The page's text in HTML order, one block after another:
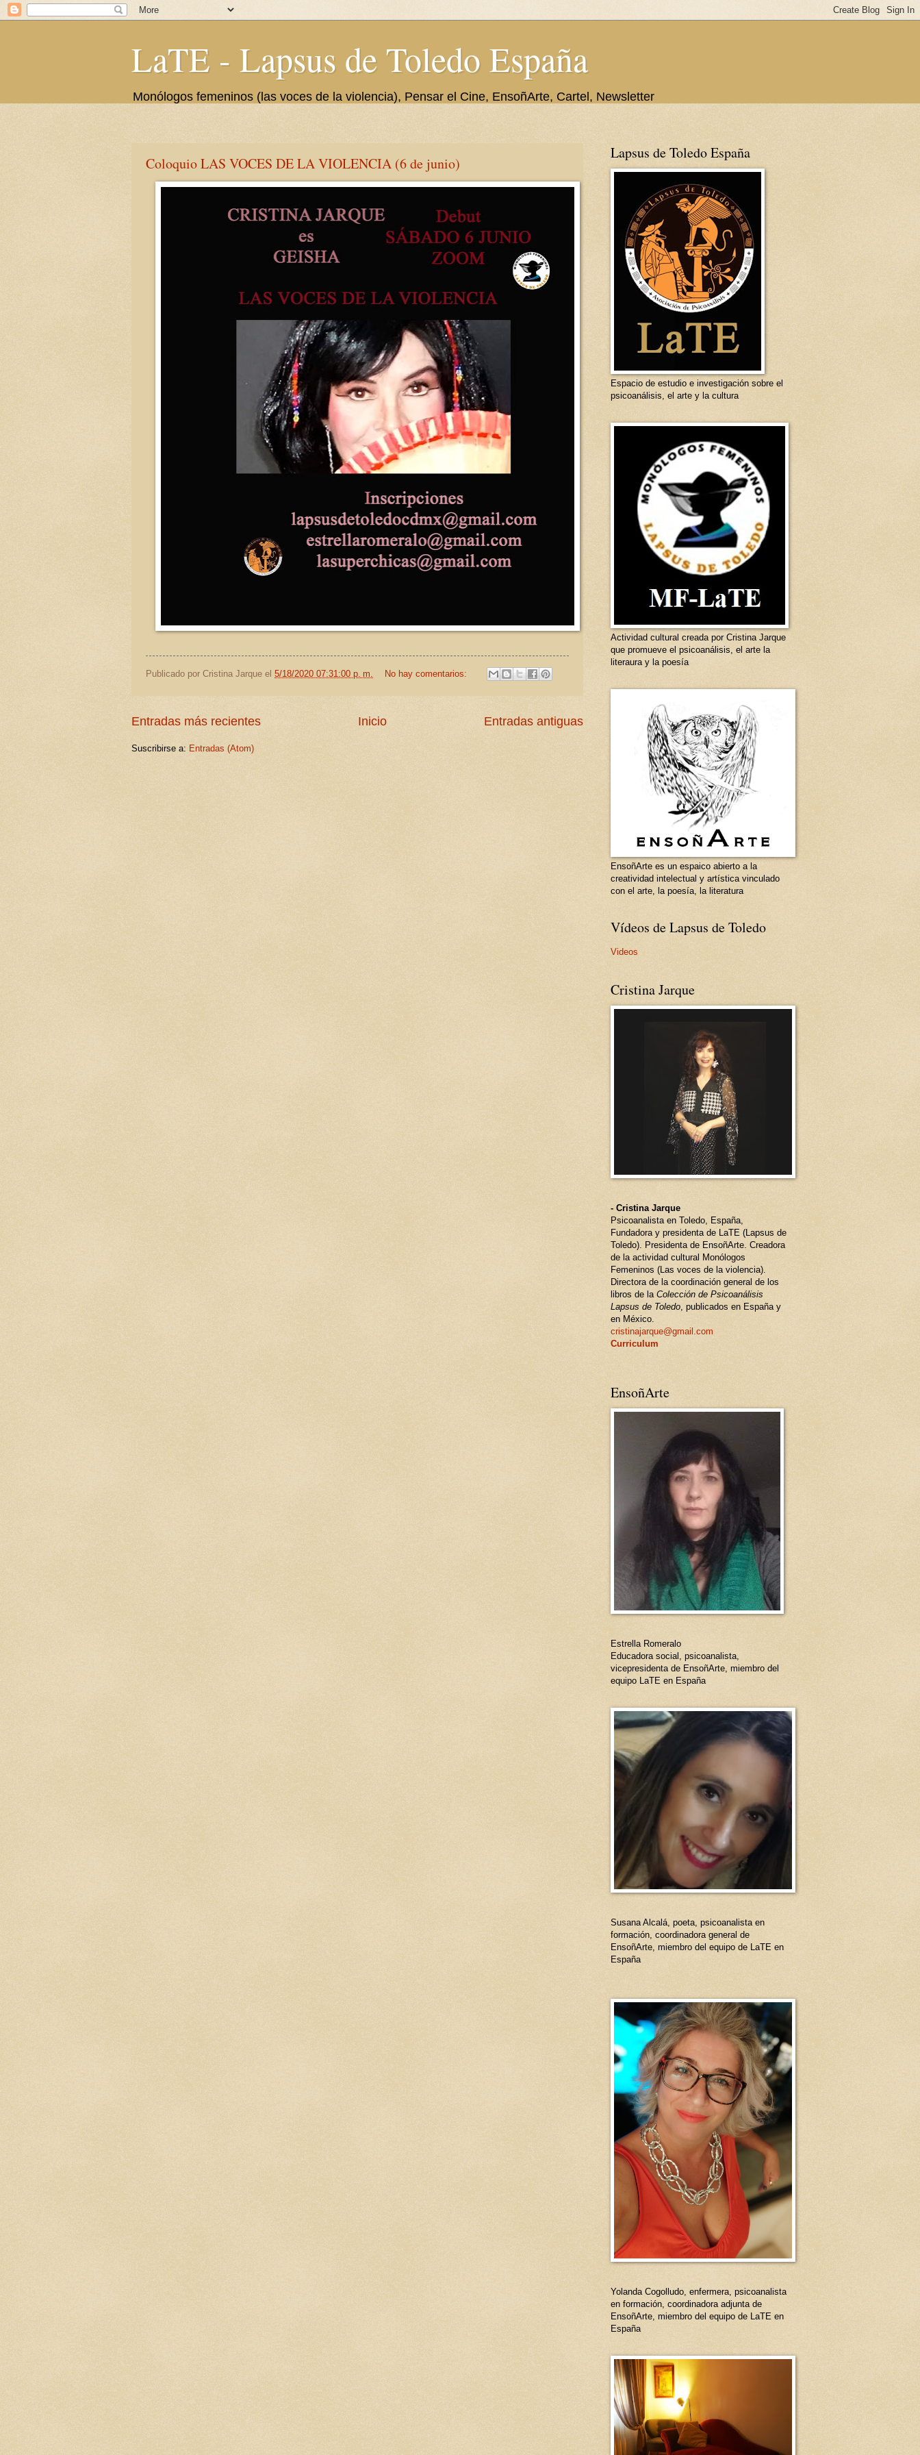
LaTE - Lapsus de Toledo España
Monólogos femeninos (las voces de la violencia), Pensar el Cine, EnsoñArte, Cartel, Newsletter
Coloquio LAS VOCES DE LA VIOLENCIA (6 de junio)
Publicado por Cristina Jarque el 5/18/2020 07:31:00 p. m. No hay comentarios:
Entradas más recientes Entradas antiguas
Inicio
Suscribirse a: Entradas (Atom)
Lapsus de Toledo España
Espacio de estudio e investigación sobre el
psicoanálisis, el arte y la cultura
Actividad cultural creada por Cristina Jarque
que promueve el psicoanálisis, el arte la
literaura y la poesía
EnsoñArte es un espaico abierto a la
creatividad intelectual y artística vinculado
con el arte, la poesía, la literatura
Vídeos de Lapsus de Toledo
Videos
Cristina Jarque
- Cristina Jarque
Psicoanalista en Toledo, España,
Fundadora y presidenta de LaTE (Lapsus de
Toledo). Presidenta de EnsoñArte. Creadora
de la actividad cultural Monólogos
Femeninos (Las voces de la violencia).
Directora de la coordinación general de los
libros de la Colección de Psicoanálisis
Lapsus de Toledo, publicados en España y
en México.
cristinajarque@gmail.com
Curriculum
EnsoñArte
Estrella Romeralo
Educadora social, psicoanalista,
vicepresidenta de EnsoñArte, miembro del
equipo LaTE en España
Susana Alcalá, poeta, psicoanalista en
formación, coordinadora general de
EnsoñArte, miembro del equipo de LaTE en
España
Yolanda Cogolludo, enfermera, psicoanalista
en formación, coordinadora adjunta de
EnsoñArte, miembro del equipo de LaTE en
España